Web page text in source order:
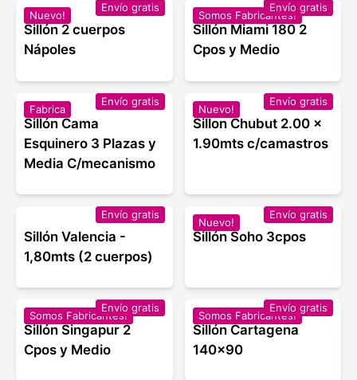
Nuevo!
Envío gratis
Sillón 2 cuerpos
Nápoles
Somos Fabricantes!
Envío gratis
Sillón Miami 180 2
Cpos y Medio
Fabrica
Envío gratis
Sillón Cama
Esquinero 3 Plazas y
Media C/mecanismo
Nuevo!
Envío gratis
Sillon Chubut 2.00 x
1.90mts c/camastros
Envío gratis
Sillón Valencia -
1,80mts (2 cuerpos)
Nuevo!
Envío gratis
Sillón Soho 3cpos
Somos Fabricantes!
Envío gratis
Sillón Singapur 2
Cpos y Medio
Somos Fabricantes!
Envío gratis
Sillón Cartagena
140x90